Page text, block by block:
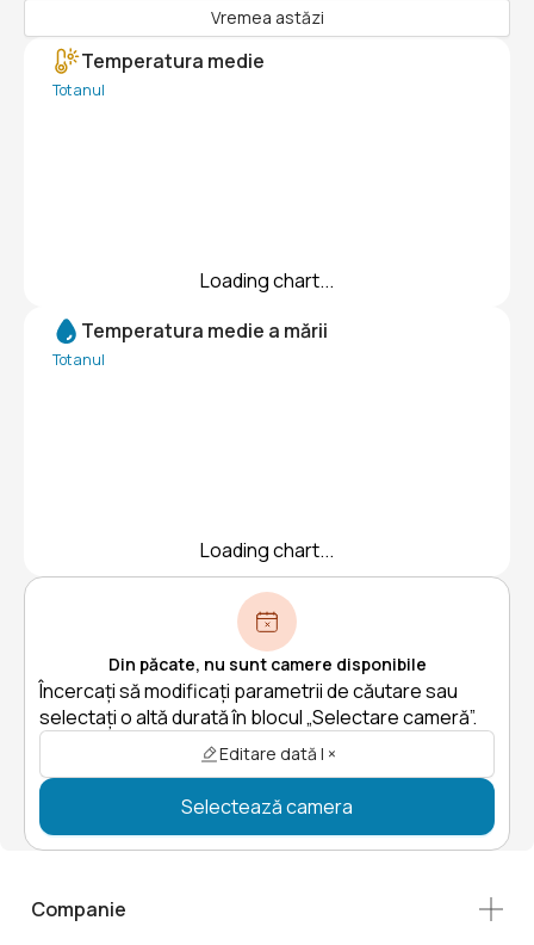
Vremea astăzi
Temperatura medie
Tot anul
Loading chart...
Temperatura medie a mării
Tot anul
Loading chart...
Din păcate, nu sunt camere disponibile
Încercați să modificați parametrii de căutare sau
selectați o altă durată în blocul „Selectare cameră”.
Editare dată | ×
Selectează camera
Companie